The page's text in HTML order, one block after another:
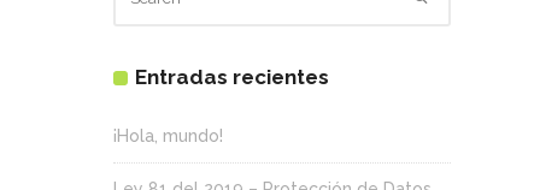
Entradas recientes
¡Hola, mundo!